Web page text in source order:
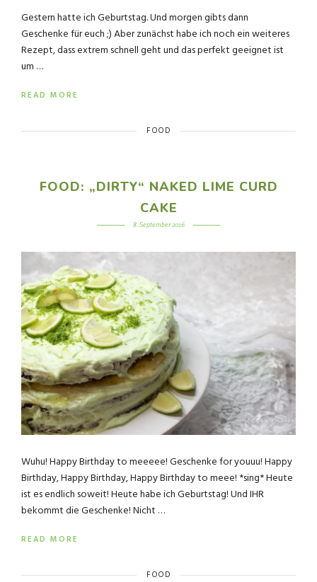
Gestern hatte ich Geburtstag. Und morgen gibts dann
Geschenke für euch ;) Aber zunächst habe ich noch ein weiteres
Rezept, dass extrem schnell geht und das perfekt geeignet ist
um …
READ MORE
FOOD
FOOD: „DIRTY“ NAKED LIME CURD
CAKE
8. September 2016
Wuhu! Happy Birthday to meeeee! Geschenke for youuu! Happy
Birthday, Happy Birthday, Happy Birthday to meee! *sing* Heute
ist es endlich soweit! Heute habe ich Geburtstag! Und IHR
bekommt die Geschenke! Nicht …
READ MORE
FOOD